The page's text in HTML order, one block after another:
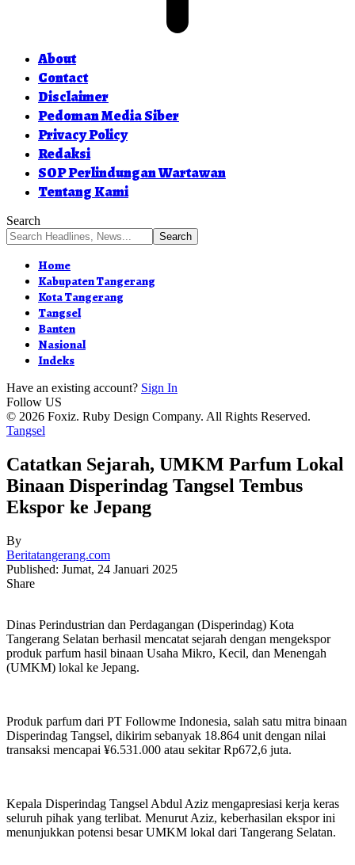
About
Contact
Disclaimer
Pedoman Media Siber
Privacy Policy
Redaksi
SOP Perlindungan Wartawan
Tentang Kami
Search
Home
Kabupaten Tangerang
Kota Tangerang
Tangsel
Banten
Nasional
Indeks
Have an existing account? Sign In
Follow US
© 2026 Foxiz. Ruby Design Company. All Rights Reserved.
Tangsel
Catatkan Sejarah, UMKM Parfum Lokal
Binaan Disperindag Tangsel Tembus
Ekspor ke Jepang
By
Beritatangerang.com
Published: Jumat, 24 Januari 2025
Share
Dinas Perindustrian dan Perdagangan (Disperindag) Kota
Tangerang Selatan berhasil mencatat sejarah dengan mengekspor
produk parfum hasil binaan Usaha Mikro, Kecil, dan Menengah
(UMKM) lokal ke Jepang.
Produk parfum dari PT Followme Indonesia, salah satu mitra binaan
Disperindag Tangsel, dikirim sebanyak 18.864 unit dengan nilai
transaksi mencapai ¥6.531.000 atau sekitar Rp672,6 juta.
Kepala Disperindag Tangsel Abdul Aziz mengapresiasi kerja keras
seluruh pihak yang terlibat. Menurut Aziz, keberhasilan ekspor ini
menunjukkan potensi besar UMKM lokal dari Tangerang Selatan.